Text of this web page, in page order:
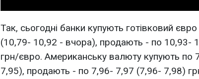
Так, сьогодні банки купують готівковий
(10,79- 10,92 - вчора), продають - по 10,93-
грн/євро. Американську валюту купують по
7,95), продають - по 7,96- 7,97 (7,96- 7,98)